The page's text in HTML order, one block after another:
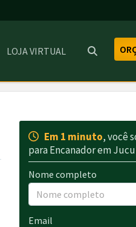
LOJA VIRTUAL
Em 1 minuto, você
para Encanador em
Nome completo
Email